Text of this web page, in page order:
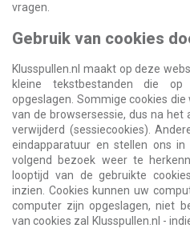
vragen.
Gebruik van cookies
Klusspullen.nl maakt op deze
kleine tekstbestanden die op
opgeslagen. Sommige cookies
van de browsersessie, dus na
verwijderd (sessiecookies).
eindapparatuur en stellen ons
volgend bezoek weer te
looptijd van de gebruikte
inzien. Cookies kunnen uw
computer zijn opgeslagen, niet
van cookies zal Klusspullen.nl -